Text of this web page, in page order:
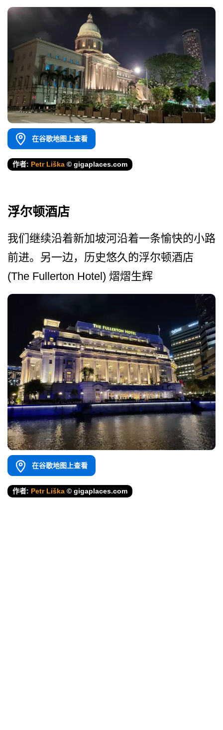
在谷歌地图上查看
作者: Petr Liška © gigaplaces.com
浮尔顿酒店
我们继续沿着新加坡河沿着一­条愉快的小路
前进。另一边，历史悠久的浮尔顿酒店
(The Fullerton Hotel) 熠熠生辉
在谷歌地图上查看
作者: Petr Liška © gigaplaces.com